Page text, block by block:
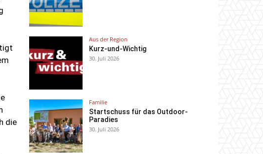
die
Aus der Region
Kurz-und-Wichtig
30. Juli 2026
Familie
Startschuss für das Outdoor-
Paradies
30. Juli 2026